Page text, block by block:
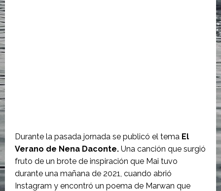
Durante la pasada jornada se publicó el tema El
Verano de Nena Daconte. Una canción que surgió
fruto de un brote de inspiración que Mai tuvo
durante una mañana de 2021, cuando abrió
Instagram y encontró un poema de Marwan que